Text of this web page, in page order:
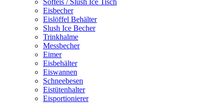
Softeis / Slush Ice Tisch
Eisbecher
Eislöffel Behälter
Slush Ice Becher
Trinkhalme
Messbecher
Eimer
Eisbehälter
Eiswannen
Schneebesen
Eistütenhalter
Eisportionierer